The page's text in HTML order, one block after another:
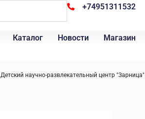
+74951311532
Каталог Новости Магазин
Детский научно-развлекательный центр "Зарница"